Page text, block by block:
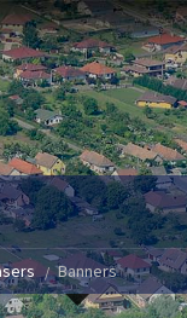
Banners